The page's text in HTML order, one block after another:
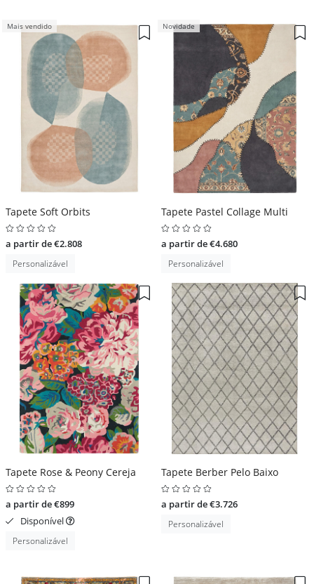
Mais vendido
Tapete Soft Orbits
a partir de €2.808
Personalizável
Novidade
Tapete Pastel Collage Multi
a partir de €4.680
Personalizável
Tapete Rose & Peony Cereja
a partir de €899
Disponível
Personalizável
Tapete Berber Pelo Baixo
a partir de €3.726
Personalizável